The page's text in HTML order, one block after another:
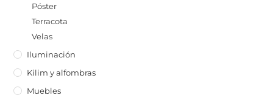
Póster
Terracota
Velas
Iluminación
Kilim y alfombras
Muebles